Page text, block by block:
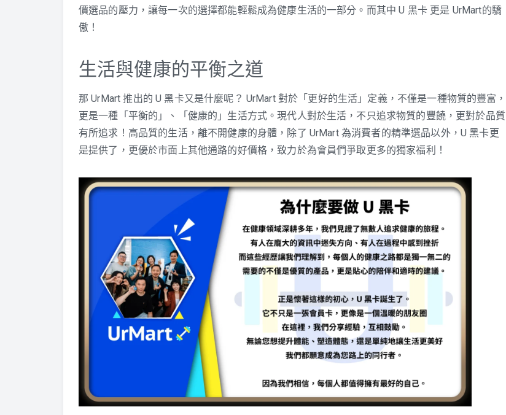
價選品的壓力，讓每一次的選擇都能輕鬆成為健康生活的一部分。而其中 U 黑卡 更是 UrMart的驕
傲！
生活與健康的平衡之道
那 UrMart 推出的 U 黑卡又是什麼呢？ UrMart 對於「更好的生活」定義，不僅是一種物質的豐富，
更是一種「平衡的」、「健康的」生活方式。現代人對於生活，不只追求物質的豐饒，更對於品質
有所追求！高品質的生活，離不開健康的身體，除了 UrMart 為消費者的精準選品以外，U 黑卡更
是提供了，更優於市面上其他通路的好價格，致力於為會員們爭取更多的獨家福利！